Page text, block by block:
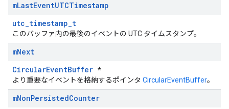
mLastEventUTCTimestamp
utc_timestamp_t
このバッファ内の最後のイベントの UTC タイムスタンプ。
mNext
CircularEventBuffer *
より重要なイベントを格納するポインタ CircularEventBuffer。
mNonPersistedCounter